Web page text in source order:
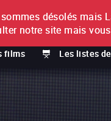
films Les listes de
désolés mais
notre site mais